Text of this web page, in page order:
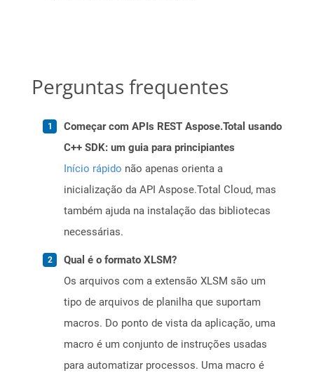
Perguntas frequentes
Começar com APIs REST Aspose.Total usando
C++ SDK: um guia para principiantes
Início rápido não apenas orienta a
inicialização da API Aspose.Total Cloud, mas
também ajuda na instalação das bibliotecas
necessárias.
Qual é o formato XLSM?
Os arquivos com a extensão XLSM são um
tipo de arquivos de planilha que suportam
macros. Do ponto de vista da aplicação, uma
macro é um conjunto de instruções usadas
para automatizar processos. Uma macro é